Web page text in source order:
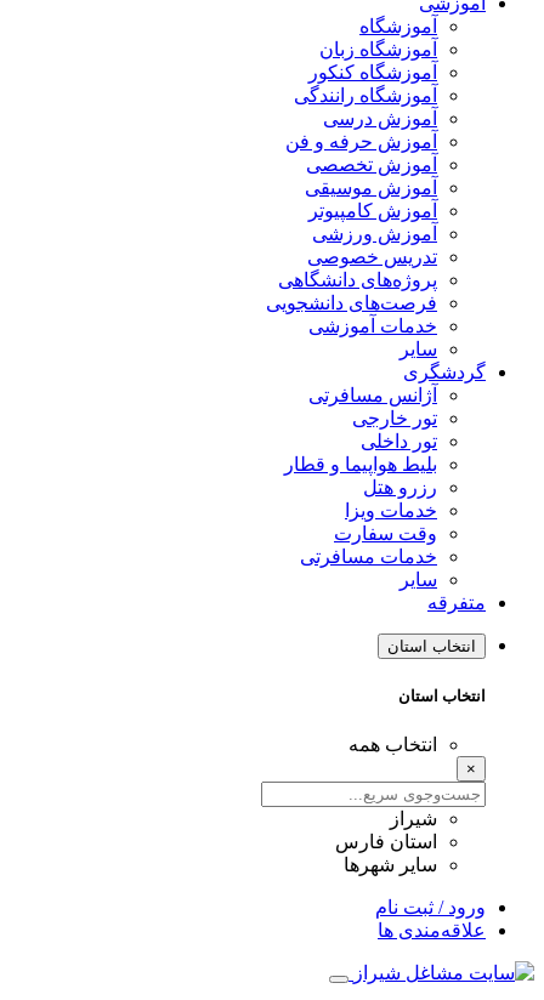
آموزشگاه
آموزشگاه زبان
آموزشگاه کنکور
آموزشگاه رانندگی
آموزش درسی
آموزش حرفه و فن
آموزش تخصصی
آموزش موسیقی
آموزش کامپیوتر
آموزش ورزشی
تدریس خصوصی
پروژه‌های دانشگاهی
فرصت‌های دانشجویی
خدمات آموزشی
سایر
گردشگری
آژانس مسافرتی
تور خارجی
تور داخلی
بلیط هواپیما و قطار
رزرو هتل
خدمات ویزا
وقت سفارت
خدمات مسافرتی
سایر
متفرقه
انتخاب استان
انتخاب استان
انتخاب همه
×
شیراز
استان فارس
سایر شهرها
ورود / ثبت نام
علاقه‌مندی ها